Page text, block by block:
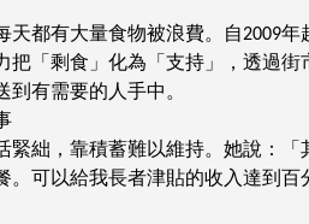
天都有大量食物被浪費。自2009年
把「剩食」化為「支持」，透過
到有需要的人手中。
緊絀，靠積蓄難以維持。她說：
。可以給我長者津貼的收入達到百